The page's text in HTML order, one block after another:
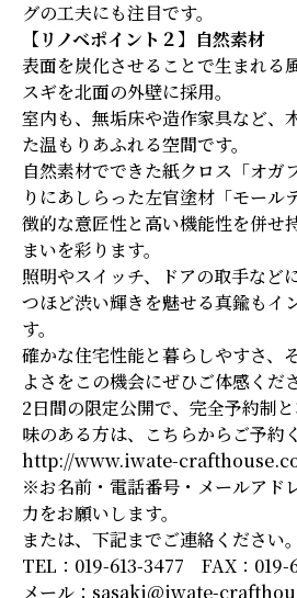
グの工夫にも注目です。
【リノベポイント２】自然素材
表面を炭化させることで生まれる
スギを北面の外壁に採用。
室内も、無垢床や造作家具など、
た温もりあふれる空間です。
自然素材でできた紙クロス「オガ
りにあしらった左官塗材「モール
徴的な意匠性と高い機能性を併せ
まいを彩ります。
照明やスイッチ、ドアの取手など
つほど渋い輝きを魅せる真鍮もイ
す。
確かな住宅性能と暮らしやすさ、
よさをこの機会にぜひご体感くださ
2日間の限定公開で、完全予約制
味のある方は、こちらからご予約
http://www.iwate-
※お名前・電話番号・メールアド
力をお願いします。
または、下記までご連絡ください。
TEL： 019-613-3477 FAX：019-
メール： sasaki@iwate-